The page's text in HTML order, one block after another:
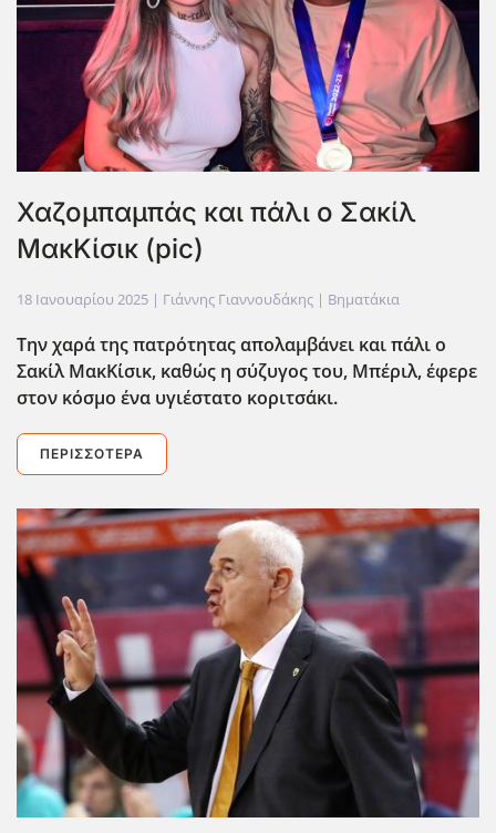
Χαζομπαμπάς και πάλι ο Σακίλ
ΜακΚίσικ (pic)
18 Ιανουαρίου 2025 | Γιάννης Γιαννουδάκης | Βηματάκια
Την χαρά της πατρότητας απολαμβάνει και πάλι ο
Σακίλ ΜακΚίσικ, καθώς η σύζυγος του, Μπέριλ, έφερε
στον κόσμο ένα υγιέστατο κοριτσάκι.
ΠΕΡΙΣΣΌΤΕΡΑ